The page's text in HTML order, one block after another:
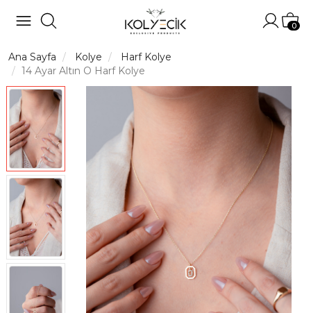
0
Ana Sayfa Kolye
Harf Kolye
14 Ayar Altın O Harf Kolye